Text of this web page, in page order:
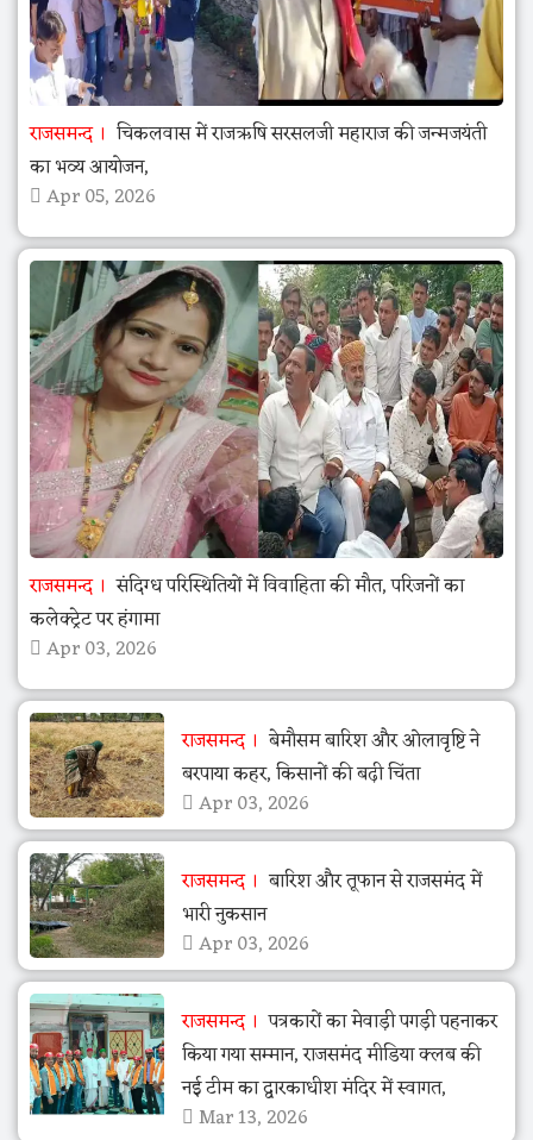
राजसमन्द
चिकलवास में राजऋषि सरसलजी महाराज की जन्मजयंती
का भव्य आयोजन,
Apr 05, 2026
राजसमन्द
संदिग्ध परिस्थितियों में विवाहिता की मौत, परिजनों का
कलेक्ट्रेट पर हंगामा
Apr 03, 2026
राजसमन्द
बेमौसम बारिश और ओलावृष्टि ने
बरपाया कहर, किसानों की बढ़ी चिंता
Apr 03, 2026
राजसमन्द
बारिश और तूफान से राजसमंद में
भारी नुकसान
Apr 03, 2026
राजसमन्द
पत्रकारों का मेवाड़ी पगड़ी पहनाकर
किया गया सम्मान, राजसमंद मीडिया क्लब की
नई टीम का द्वारकाधीश मंदिर में स्वागत,
Mar 13, 2026